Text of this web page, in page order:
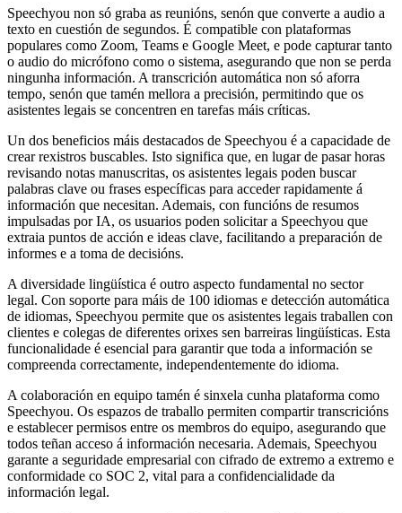
Speechyou non só graba as reunións, senón que converte a audio a
texto en cuestión de segundos. É compatible con plataformas
populares como Zoom, Teams e Google Meet, e pode capturar tanto
o audio do micrófono como o sistema, asegurando que non se perda
ningunha información. A transcrición automática non só aforra
tempo, senón que tamén mellora a precisión, permitindo que os
asistentes legais se concentren en tarefas máis críticas.
Un dos beneficios máis destacados de Speechyou é a capacidade de
crear rexistros buscables. Isto significa que, en lugar de pasar horas
revisando notas manuscritas, os asistentes legais poden buscar
palabras clave ou frases específicas para acceder rapidamente á
información que necesitan. Ademais, con funcións de resumos
impulsadas por IA, os usuarios poden solicitar a Speechyou que
extraia puntos de acción e ideas clave, facilitando a preparación de
informes e a toma de decisións.
A diversidade lingüística é outro aspecto fundamental no sector
legal. Con soporte para máis de 100 idiomas e detección automática
de idiomas, Speechyou permite que os asistentes legais traballen con
clientes e colegas de diferentes orixes sen barreiras lingüísticas. Esta
funcionalidade é esencial para garantir que toda a información se
compreenda correctamente, independentemente do idioma.
A colaboración en equipo tamén é sinxela cunha plataforma como
Speechyou. Os espazos de traballo permiten compartir transcricións
e establecer permisos entre os membros do equipo, asegurando que
todos teñan acceso á información necesaria. Ademais, Speechyou
garante a seguridade empresarial con cifrado de extremo a extremo e
conformidade co SOC 2, vital para a confidencialidade da
información legal.